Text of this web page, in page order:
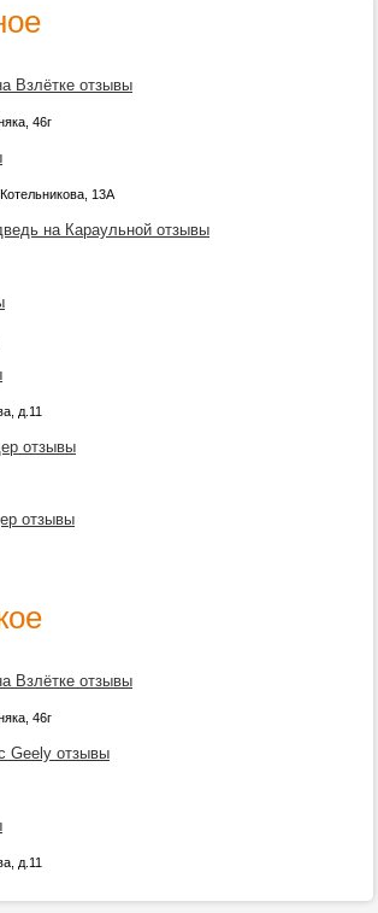
Взлётке отзывы
46г
13А
на Караульной отзывы
д.11
отзывы
отзывы
Взлётке отзывы
46г
Geely отзывы
д.11